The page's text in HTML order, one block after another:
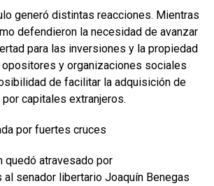
generó distintas reacciones. Mientras
defendieron la necesidad de avanzar
para las inversiones y la propiedad
y organizaciones sociales
de facilitar la adquisición de
capitales extranjeros.
por fuertes cruces
quedó atravesado por
senador libertario Joaquín Benegas